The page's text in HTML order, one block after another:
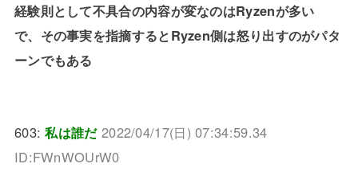
経験則として不具合の内容が変なのはRyzenが多い
で、その事実を指摘するとRyzen側は怒り出すのがパタ
ーンでもある
603:私は誰だ 2022/04/17(日) 07:34:59.34
ID:FWnWOUrW0